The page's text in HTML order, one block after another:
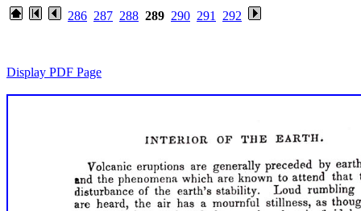
286 287 288 289 290 291 292
Display PDF Page